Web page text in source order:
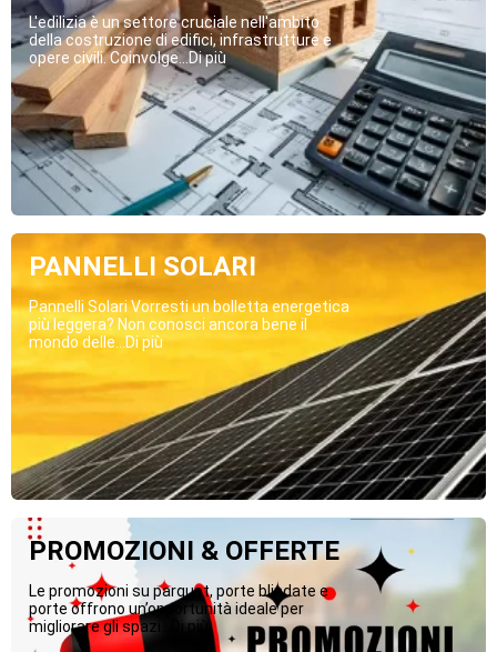
L'edilizia è un settore cruciale nell'ambito
della costruzione di edifici, infrastrutture e
opere civili. Coinvolge...Di più
PANNELLI SOLARI
Pannelli Solari Vorresti un bolletta energetica
più leggera? Non conosci ancora bene il
mondo delle...Di più
PROMOZIONI & OFFERTE
Le promozioni su parquet, porte blindate e
porte offrono un’opportunità ideale per
migliorare gli spazi...Di più